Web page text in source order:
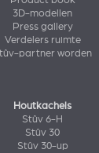
3D-modellen
Press gallery
Verdelers ruimte
partner worden
Houtkachels
Stûv 6-H
Stûv 30
Stûv 30-up